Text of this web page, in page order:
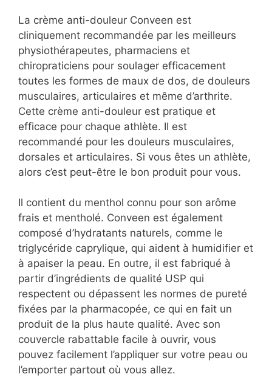
La crème anti-douleur Conveen est
cliniquement recommandée par les meilleurs
physiothérapeutes, pharmaciens et
chiropraticiens pour soulager efficacement
toutes les formes de maux de dos, de douleurs
musculaires, articulaires et même d’arthrite.
Cette crème anti-douleur est pratique et
efficace pour chaque athlète. Il est
recommandé pour les douleurs musculaires,
dorsales et articulaires. Si vous êtes un athlète,
alors c’est peut-être le bon produit pour vous.
Il contient du menthol connu pour son arôme
frais et mentholé. Conveen est également
composé d’hydratants naturels, comme le
triglycéride caprylique, qui aident à humidifier et
à apaiser la peau. En outre, il est fabriqué à
partir d’ingrédients de qualité USP qui
respectent ou dépassent les normes de pureté
fixées par la pharmacopée, ce qui en fait un
produit de la plus haute qualité. Avec son
couvercle rabattable facile à ouvrir, vous
pouvez facilement l’appliquer sur votre peau ou
l’emporter partout où vous allez.